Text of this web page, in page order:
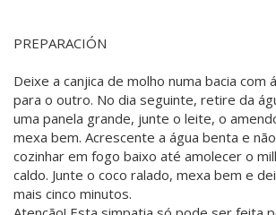
PREPARACIÓN
Deixe a canjica de molho numa bacia com
para o outro. No dia seguinte, retire da
uma panela grande, junte o leite, o
mexa bem. Acrescente a água benta e
cozinhar em fogo baixo até amolecer o
caldo. Junte o coco ralado, mexa bem e
mais cinco minutos.